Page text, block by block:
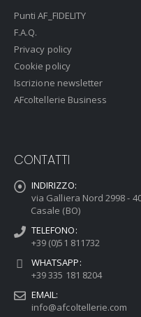
Punti AF_FIDELITY
F.A.Q.
Privacy policy
Cookie policy
Iscrizione newsletter
AFcoltellerie Business
CONTATTI
INDIRIZZO:
via Galliera Nord 2998 -
Casale (BO)
TELEFONO:
+39 (0)51 811732
WHATSAPP:
+39 335 181 8204
EMAIL:
info@afcoltellerie.com